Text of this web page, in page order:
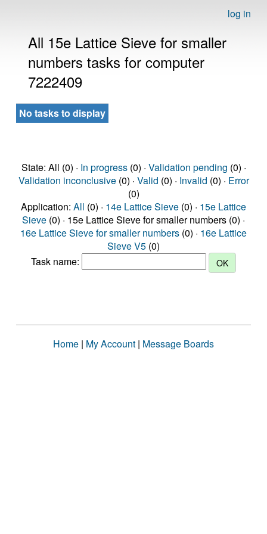
log in
All 15e Lattice Sieve for smaller
numbers tasks for computer
7222409
No tasks to display
State: All (0) · In progress(0) · Validation pending (0) ·
Validation inconclusive(0) · Valid (0) · Invalid (0) · Error
(0)
Application: All (0) · 14e Lattice Sieve (0) · 15e Lattice
Sieve (0) · 15e Lattice Sieve for smaller numbers (0) ·
16e Lattice Sieve for smaller numbers (0) · 16e Lattice
Sieve V5 (0)
Task name:
Home | My Account | Message Boards